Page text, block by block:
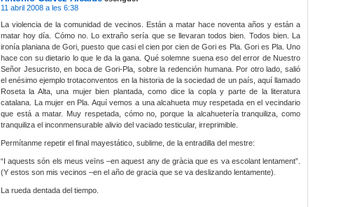
11 abril 2008 a les 6:38
La violencia de la comunidad de vecinos. Están a matar hace noventa años y están a
matar hoy día. Cómo no. Lo extraño sería que se llevaran todos bien. Todos bien. La
ironía planiana de Gori, puesto que casi el cien por cien de Gori es Pla. Gori es Pla. Uno
hace con su dietario lo que le da la gana. Qué solemne suena eso del error de Nuestro
Señor Jesucristo, en boca de Gori-Pla, sobre la redención humana. Por otro lado, salió
el enésimo ejemplo trotaconventos en la historia de la sociedad de un país, aquí llamado
Roseta la Alta, una mujer bien plantada, como dice la copla y parte de la literatura
catalana. La mujer en Pla. Aquí vemos a una alcahueta muy respetada en el vecindario
que está a matar. Muy respetada, cómo no, porque la alcahuetería tranquiliza, como
tranquiliza el inconmensurable alivio del vaciado testicular, irreprimible.
Permítanme repetir el final mayestático, sublime, de la entradilla del mestre:
“I aquests són els meus veïns –en aquest any de gràcia que es va escolant lentament”.
(Y estos son mis vecinos –en el año de gracia que se va deslizando lentamente).
La rueda dentada del tiempo.